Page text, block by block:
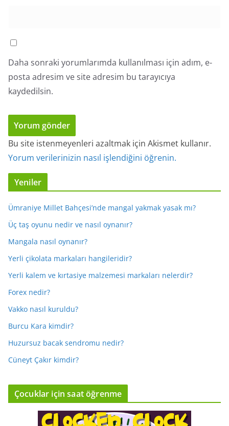
Daha sonraki yorumlarımda kullanılması için adım, e-
posta adresim ve site adresim bu tarayıcıya
kaydedilsin.
Bu site istenmeyenleri azaltmak için Akismet kullanır.
Yorum verilerinizin nasıl işlendiğini öğrenin.
Yeniler
Ümraniye Millet Bahçesi’nde mangal yakmak yasak mı?
Üç taş oyunu nedir ve nasıl oynanır?
Mangala nasıl oynanır?
Yerli çikolata markaları hangileridir?
Yerli kalem ve kırtasiye malzemesi markaları nelerdir?
Forex nedir?
Vakko nasıl kuruldu?
Burcu Kara kimdir?
Huzursuz bacak sendromu nedir?
Cüneyt Çakır kimdir?
Çocuklar için saat öğrenme